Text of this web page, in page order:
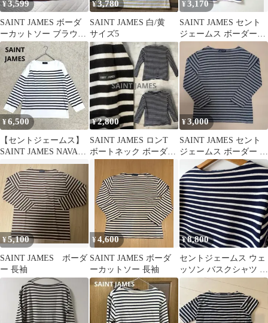
¥3,599
SAINT JAMES ボーダ
ーカットソー ブラウン
×ライトブルー Mサイ
ズ
¥3,780
SAINT JAMES 白/黄
サイズ5
¥3,170
SAINT JAMES セント
ジェームス ボーダー長
袖カットソー フランス
製
¥6,500
【セントジェームス】
SAINT JAMES NAVAL
ボーダー ユニセックス
¥2,800
SAINT JAMES ロンT
ボートネック ボーダー
¥3,000
SAINT JAMES セント
ジェームス ボーダー カ
ットソー フランス製
¥5,100
SAINT JAMES ボーダ
ー 長袖
¥4,600
SAINT JAMES ボーダ
ーカットソー 長袖
¥8,800
セントジェームス ウェ
ッソン バスクシャツ ボ
ーダー SAINT JAMES
ouessant navy / ecru T6